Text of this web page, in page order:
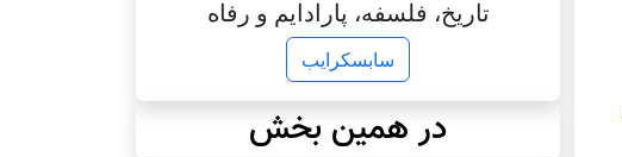
تاریخ، فلسفه، پارادایم و رفاه
سابسکرایب
در همین بخش